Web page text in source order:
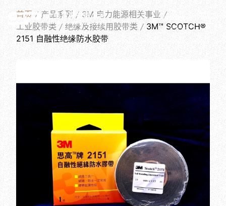
简体中文
PRODUCTS
首页 产品系列
3M 电力能源相关事业
工业胶带类
绝缘及接续用胶带类
3M™ SCOTCH®
2151 自融性绝缘防水胶带